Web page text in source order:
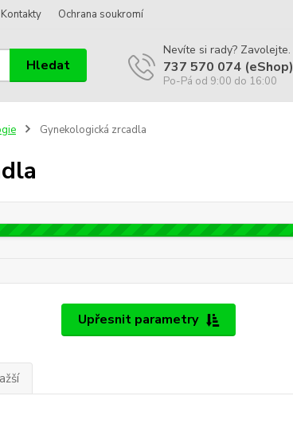
Kontakty Ochrana soukromí
Hledat
Nevíte si rady? Zavolejte.
737 570 074 (eShop)
Po-Pá od 9:00 do 16:00
Gynekologická zrcadla
Upřesnit parametry